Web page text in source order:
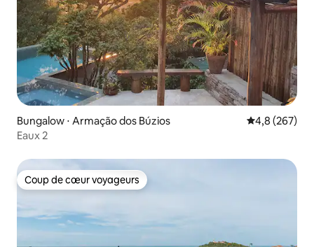
Bungalow ⋅ Armação dos Búzios Évaluation
4,8 (267)
Eaux 2
Coup de cœur voyageurs
Coup de cœur voyageurs